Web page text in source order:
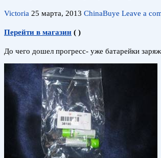
Victoria 25 марта, 2013 ChinaBuye Leave a
Перейти в магазин ( )
До чего дошел прогресс- уже батарейки